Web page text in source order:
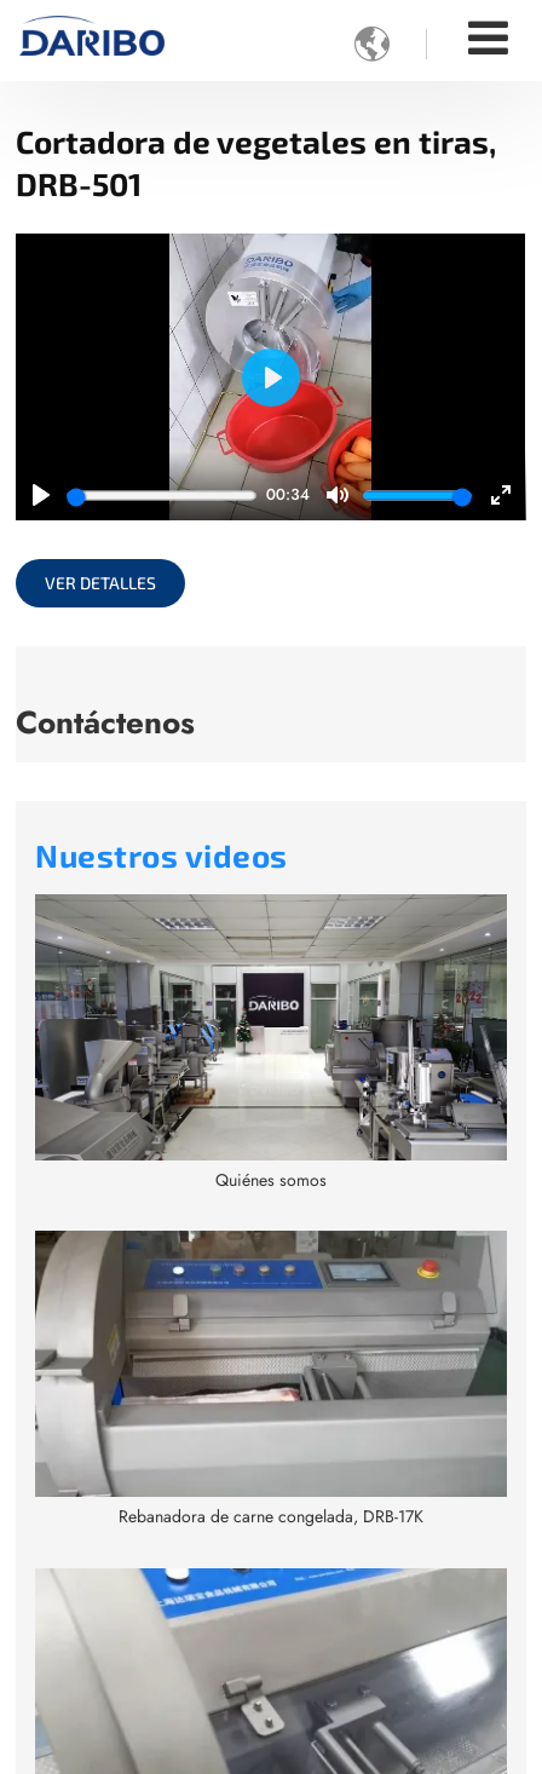

Cortadora de vegetales en tiras,
DRB-501
Play
00:34
Mute
Play
VER DETALLES
Contáctenos
Nuestros videos
Quiénes somos
Rebanadora de carne congelada, DRB-17K